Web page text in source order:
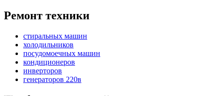
Ремонт техники
стиральных машин
холодильников
посудомоечных машин
кондиционеров
инверторов
генераторов 220в